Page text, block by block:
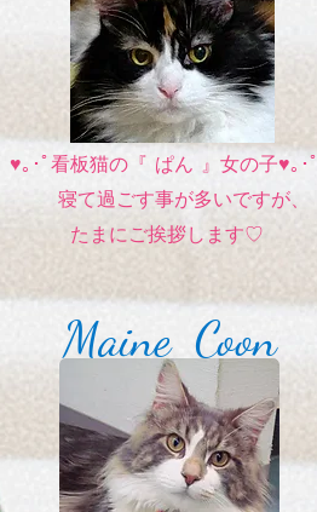
♥｡･ﾟ看板猫の『 ぱん 』女の子♥｡･ﾟ
寝て過ごす事が多いですが、
たまにご挨拶します♡
Maine Coon